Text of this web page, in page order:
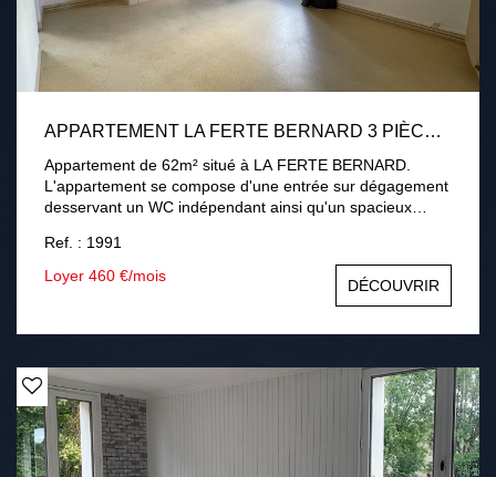
APPARTEMENT LA FERTE BERNARD 3 PIÈCE(S) 62.30 M2
Appartement de 62m² situé à LA FERTE BERNARD.
L'appartement se compose d'une entrée sur dégagement
desservant un WC indépendant ainsi qu'un spacieux
dégagement dessert également 2 chambres dont une
avec placards intégrés ainsi qu'une salle de bain.
L'appartement se trouve au 1er étage sans appartement.
Le chauffage se fait par le moyen d'une chaudière au gaz
de ville. Loyer de 440€ + 20€ de charges comprenant la
Honoraires à charge locataire de 558€ dont 124€ pour
réalisation de l'état des lieux. DISPONIBLE DE SUITE.
Ref. : 1991
Loyer 460 €/mois
DÉCOUVRIR